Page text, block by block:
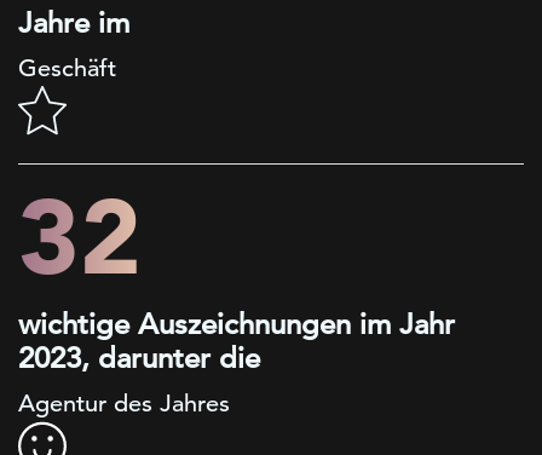
Jahre im
Geschäft
32
wichtige Auszeichnungen im Jahr
2023, darunter die
Agentur des Jahres